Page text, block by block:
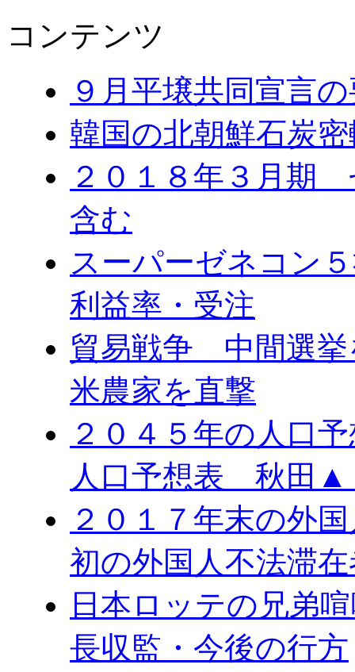
コンテンツ
９月平壌共同宣言
韓国の北朝鮮石炭
２０１８年３月期
含む
スーパーゼネコン
利益率・受注
貿易戦争 中間選
米農家を直撃
２０４５年の人口
人口予想表 秋田▲
２０１７年末の外
初の外国人不法滞
日本ロッテの兄弟
長収監・今後の行方